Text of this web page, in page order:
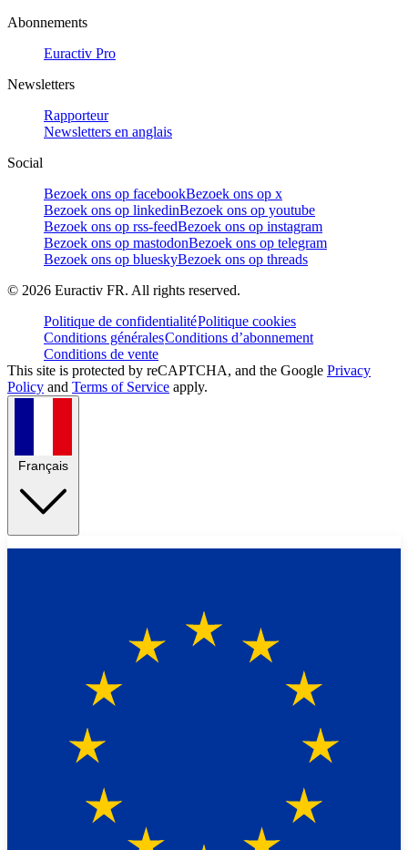
Abonnements
Euractiv Pro
Newsletters
Rapporteur
Newsletters en anglais
Social
Bezoek ons op facebookBezoek ons op x
Bezoek ons op linkedinBezoek ons op youtube
Bezoek ons op rss-feedBezoek ons op instagram
Bezoek ons op mastodonBezoek ons op telegram
Bezoek ons op blueskyBezoek ons op threads
© 2026 Euractiv FR. All rights reserved.
Politique de confidentialitéPolitique cookies
Conditions généralesConditions d’abonnement
Conditions de vente
This site is protected by reCAPTCHA, and the Google Privacy
Policy and Terms of Service apply.
Français